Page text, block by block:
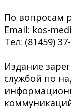
По вопросам
Email: kos-
Тел: (81459)
Издание
службой по